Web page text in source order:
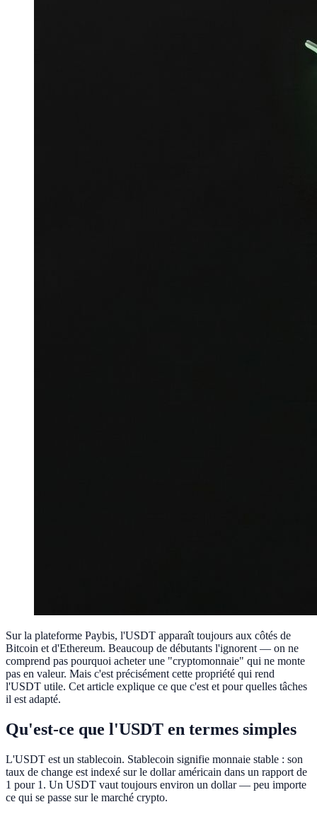
Sur la plateforme Paybis, l'USDT apparaît toujours aux côtés de
Bitcoin et d'Ethereum. Beaucoup de débutants l'ignorent — on ne
comprend pas pourquoi acheter une "cryptomonnaie" qui ne monte
pas en valeur. Mais c'est précisément cette propriété qui rend
l'USDT utile. Cet article explique ce que c'est et pour quelles tâches
il est adapté.
Qu'est-ce que l'USDT en termes simples
L'USDT est un stablecoin. Stablecoin signifie monnaie stable : son
taux de change est indexé sur le dollar américain dans un rapport de
1 pour 1. Un USDT vaut toujours environ un dollar — peu importe
ce qui se passe sur le marché crypto.